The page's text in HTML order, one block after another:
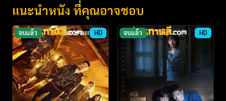
แนะนำหนัง ที่คุณอาจชอบ
จบแล้ว HD จบแล้ว HD